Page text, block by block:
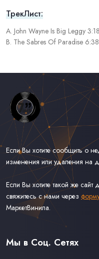
ТрекЛист:
A. John Wayne Is Big Leggy 3:18
B. The Sabres Of Paradise 6:38
Если Вы хотите сообщить о
изменения или удаления на
Если Вы хотите такой же сайт
свяжитесь с нами через
МаркетВинила.
Весь Каталог Винила на 7''
Рок на 7''
Мы в Соц. Сетях